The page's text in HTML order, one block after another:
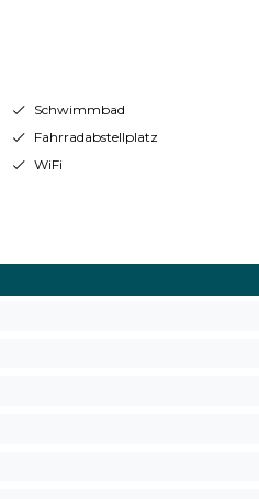
Schwimmbad
Fahrradabstellplatz
WiFi